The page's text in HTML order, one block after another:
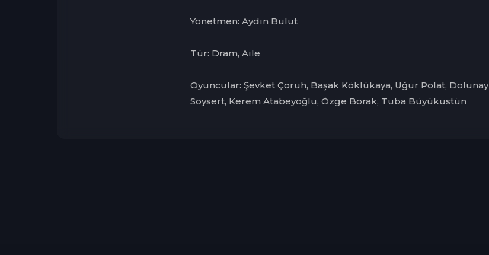
Yönetmen: Aydın Bulut
Tür: Dram, Aile
Oyuncular: Şevket Çoruh, Başak Köklükaya, Uğur Polat, Dolunay
Soysert, Kerem Atabeyoğlu, Özge Borak, Tuba Büyüküstün